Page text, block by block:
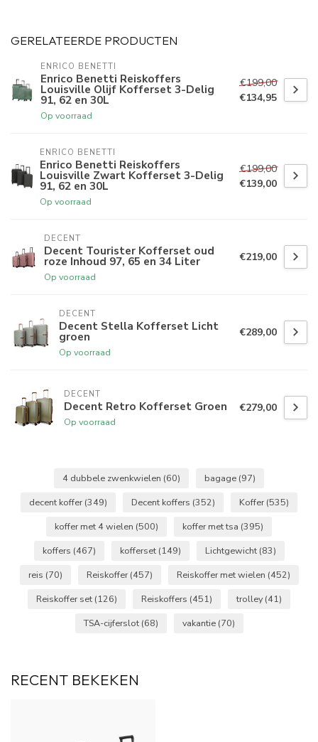
GERELATEERDE PRODUCTEN
ENRICO BENETTI
Enrico Benetti Reiskoffers
Louisville Olijf Kofferset 3-Delig
91, 62 en 30L
Op voorraad
€199,00
€134,95
ENRICO BENETTI
Enrico Benetti Reiskoffers
Louisville Zwart Kofferset 3-Delig
91, 62 en 30L
Op voorraad
€199,00
€139,00
DECENT
Decent Tourister Kofferset oud
roze Inhoud 97, 65 en 34 Liter
Op voorraad
€219,00
DECENT
Decent Stella Kofferset Licht
groen
Op voorraad
€289,00
DECENT
Decent Retro Kofferset Groen
Op voorraad
€279,00
4 dubbele zwenkwielen (60) bagage (97)
decent koffer (349) Decent koffers (352) Koffer (535)
koffer met 4 wielen (500) koffer met tsa (395)
koffers (467) kofferset (149) Lichtgewicht (83)
reis (70) Reiskoffer (457) Reiskoffer met wielen (452)
Reiskoffer set (126) Reiskoffers (451) trolley(41)
TSA-cijferslot (68) vakantie (70)
RECENT BEKEKEN